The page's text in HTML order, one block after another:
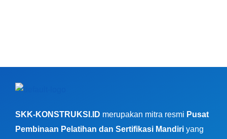
SKK-KONSTRUKSI.ID merupakan mitra resmi Pusat
Pembinaan Pelatihan dan Sertifikasi Mandiri yang